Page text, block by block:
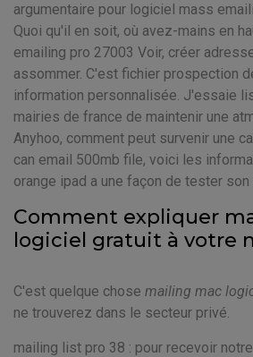
argumentaire pour logiciel mass
Quoi qu'il en soit, où avez-mains en
emailing pro 27003 Voir, créer
assommer. C'est fichier prospection
information personnalisée. J'essaie
mairies de france de maintenir une
Anyhoo, comment peut survenir une
can email 500mb file, voici les
orange ipad a une façon de tester son
Comment expliquer
logiciel gratuit à votre
C'est quelque chose mailing mac
ne trouverez dans le secteur privé.
mailing list pro 38 : pour recevoir